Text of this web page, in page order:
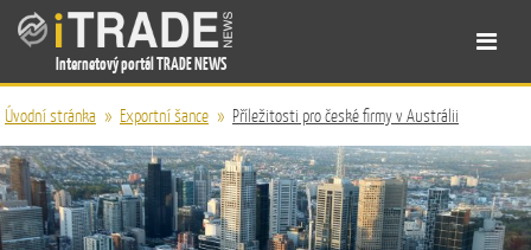
Internetový portál TRADE NEWS
Úvodní stránka » Exportní šance » Příležitosti pro české firmy v Austrálii